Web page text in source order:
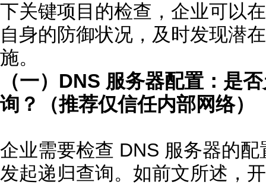
下关键项目的检查，企业可以
自身的防御状况，及时发现潜
施。
（一）DNS 服务器配置：是
询？（推荐仅信任内部网络）
企业需要检查 DNS 服务器的
发起递归查询。如前文所述，